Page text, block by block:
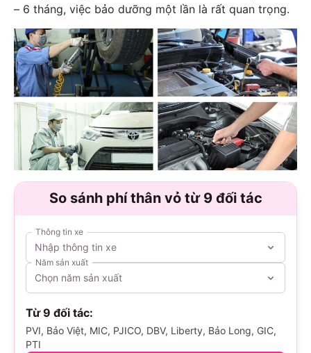
– 6 tháng, việc bảo dưỡng một lần là rất quan trọng.
So sánh phí thân vỏ từ 9 đối tác
Thông tin xe
Nhập thông tin xe
Năm sản xuất
Chọn năm sản xuất
Từ 9 đối tác:
PVI, Bảo Việt, MIC, PJICO, DBV, Liberty, Bảo Long, GIC,
PTI